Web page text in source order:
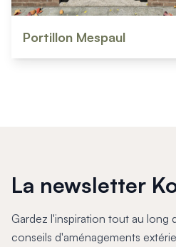
Portillon Mespaul
La newsletter
Gardez l'inspiration tout au long
conseils d'aménagements